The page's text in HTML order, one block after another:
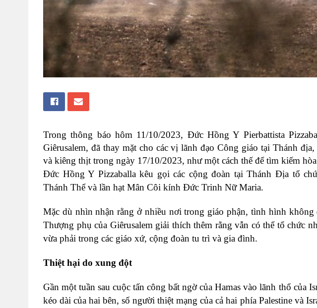
Trong thông báo hôm 11/10/2023, Đức Hồng Y Pierbattista
Giêrusalem, đã thay mặt cho các vị lãnh đạo Công giáo tại Thánh
và kiêng thịt trong ngày 17/10/2023, như một cách thế để tìm kiếm
Đức Hồng Y Pizzaballa kêu gọi các cộng đoàn tại Thánh Địa tổ
Thánh Thể và lần hạt Mân Côi kính Đức Trinh Nữ Maria.
Mặc dù nhìn nhận rằng ở nhiều nơi trong giáo phận, tình hình
Thượng phụ của Giêrusalem giải thích thêm rằng vẫn có thể tổ chức
vừa phải trong các giáo xứ, cộng đoàn tu trì và gia đình.
Thiệt hại do xung đột
Gần một tuần sau cuộc tấn công bất ngờ của Hamas vào lãnh thổ của
kéo dài của hai bên, số người thiệt mạng của cả hai phía Palestine và